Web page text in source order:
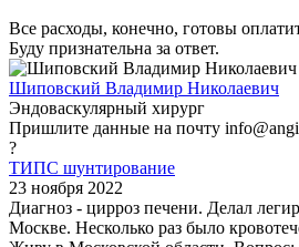
Все расходы, конечно, готовы
Буду признательна за ответ.
Шиповский Владимир Николаевич
Эндоваскулярный хирург
Пришлите данные на почту
?
ТИПС шунтирование
23 ноября 2022
Диагноз - цирроз печени. Делал
Москве. Несколько раз было